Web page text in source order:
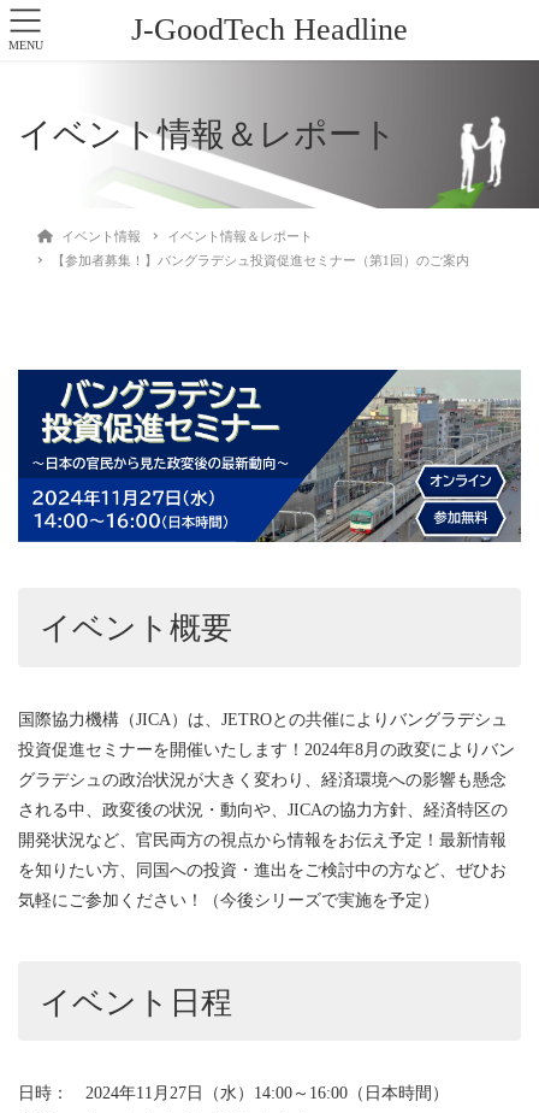
J-GoodTech Headline
イベント情報＆レポート
イベント情報
イベント情報＆レポート
【参加者募集！】バングラデシュ投資促進セミナー（第1回）のご案内
イベント概要
国際協力機構（JICA）は、JETROとの共催によりバングラデシュ
投資促進セミナーを開催いたします！2024年8月の政変によりバン
グラデシュの政治状況が大きく変わり、経済環境への影響も懸念
される中、政変後の状況・動向や、JICAの協力方針、経済特区の
開発状況など、官民両方の視点から情報をお伝え予定！最新情報
を知りたい方、同国への投資・進出をご検討中の方など、ぜひお
気軽にご参加ください！（今後シリーズで実施を予定）
イベント日程
日時： 2024年11月27日（水）14:00～16:00（日本時間）
MENU